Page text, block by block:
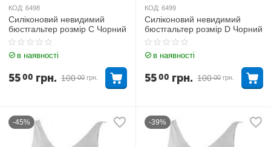
КОД: 6498
Силіконовий невидимий
бюстгальтер розмір C Чорний
в наявності
100 00 грн.
5500 грн.
КОД: 6499
Силіконовий невидимий
бюстгальтер розмір D Чорний
в наявності
100 00 грн.
5500 грн.
-45% -39%